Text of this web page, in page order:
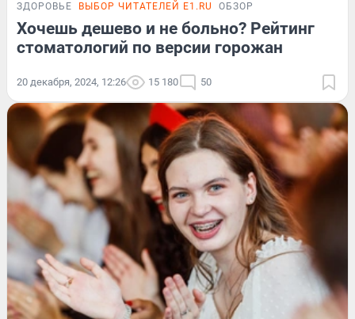
ЗДОРОВЬЕ ВЫБОР ЧИТАТЕЛЕЙ E1.RU ОБЗОР
Хочешь дешево и не больно? Рейтинг
стоматологий по версии горожан
20 декабря, 2024, 12:26 15 180 50